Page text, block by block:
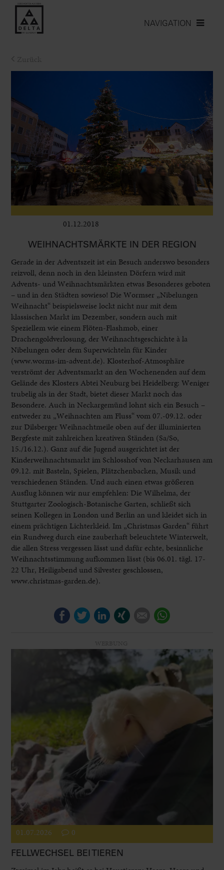
NAVIGATION
01.12.2018
WEIHNACHTSMÄRKTE IN DER REGION
Gerade in der Adventszeit ist ein Besuch anderswo besonders
reizvoll, denn noch in den kleinsten Dörfern wird mit
Advents- und Weihnachtsmärkten etwas Besonderes geboten
– und in den Städten sowieso! Die Wormser „Nibelungen
Weihnacht“ beispielsweise lockt nicht nur mit dem
klassischen Markt im Dezember, sondern auch mit
Speziellem wie einem Flöten-Flashmob, einer
Drachengoldverlosung, der Weihnachtsgeschichte à la
Nibelungen oder dem Superwichteln für Kinder
(www.worms-im-advent.de). Klosterhof-Atmosphäre
verströmt der Adventsmarkt an den Wochenenden auf dem
Gelände des Klosters Abtei Neuburg bei Heidelberg: Weniger
trubelig als in der Stadt, bietet dieser Markt noch das
Besondere. Auch in Neckargemünd lohnt sich ein Besuch –
entweder zu „Weihnachten am Fluss“ vom 07.-09.12. oder
zur Dilsberger Weihnachtmeile oben auf der illuminierten
Bergfeste mit zahlreichen kreativen Ständen (Sa/So,
15./16.12.). Ganz auf die Jugend ausgerichtet ist der
Kinderweihnachtsmarkt im Schlosshof von Neckarhausen am
09.12. mit Basteln, Spielen, Plätzchenbacken, Musik und
verschiedenen Ständen. Und auch einen etwas größeren
Ausflug können wir nur empfehlen: Die Wilhelma, der
Stuttgarter Zoologisch-Botanische Garten, schließt sich
seinen Kollegen in London und Berlin an und kleidet sich in
einem prächtigen Lichterkleid. Im „Christmas Garden“ führt
ein Rundweg durch eine zauberhaft beleuchtete Winterwelt,
die allen Stress vergessen lässt und dafür echte, besinnliche
Weihnachtsstimmung aufkommen lässt (bis 06.01. tägl. 17-
22 Uhr, Heiligabend und Silvester geschlossen,
www.christmas-garden.de).
FacebookTwitterLinkedIn E-mail
01.07.2026 0
FELLWECHSEL BEI TIEREN